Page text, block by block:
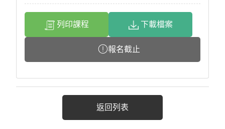
列印課程 下載檔案
報名截止
返回列表